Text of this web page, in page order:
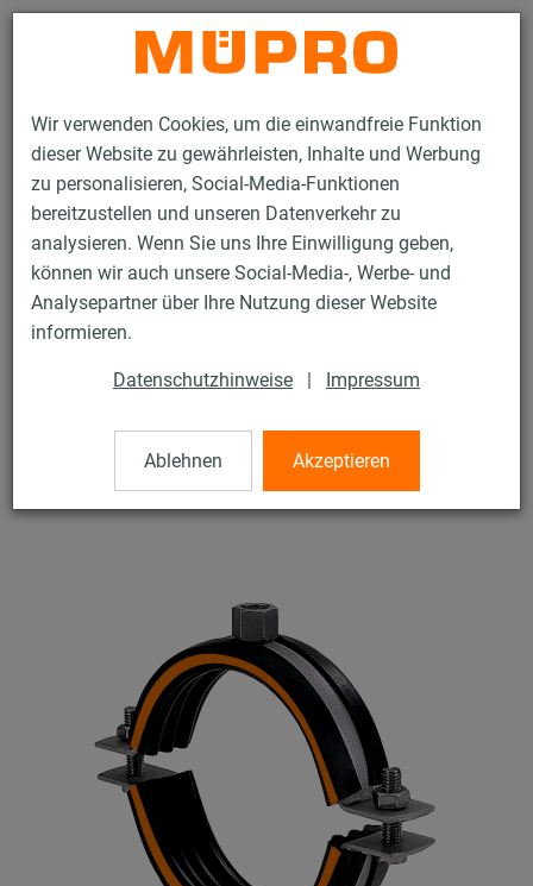
Wir verwenden Cookies, um die einwandfreie Funktion
dieser Website zu gewährleisten, Inhalte und Werbung
zu personalisieren, Social-Media-Funktionen
bereitzustellen und unseren Datenverkehr zu
analysieren. Wenn Sie uns Ihre Einwilligung geben,
können wir auch unsere Social-Media-, Werbe- und
Analysepartner über Ihre Nutzung dieser Website
informieren.
Datenschutzhinweise | Impressum
Ablehnen Akzeptieren
Kontakt
Produkte Befestigungstechnik
Edelstahlprodukte
Edelstahlprodukte für die Lüftungsbefestigung
Lüftungsschellen
Lüftungsschellen
V2A Lüftungsschelle DÄMMGULAST® Junior, M8, 160 mm